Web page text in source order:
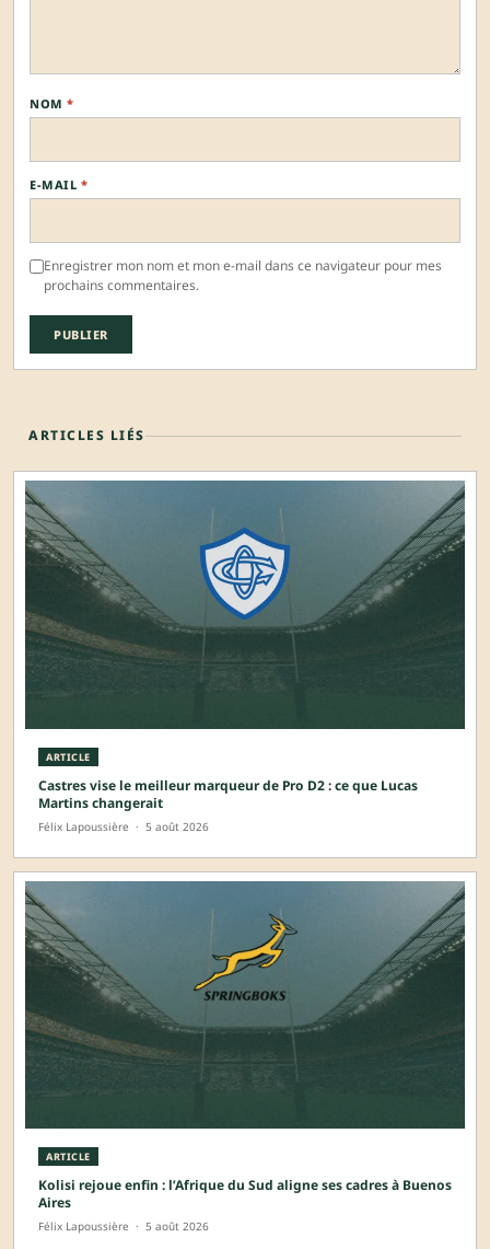
NOM *
E-MAIL *
Enregistrer mon nom et mon e-mail dans ce navigateur pour mes
prochains commentaires.
ARTICLES LIÉS
ARTICLE
Castres vise le meilleur marqueur de Pro D2 : ce que Lucas
Martins changerait
Félix Lapoussière · 5 août 2026
ARTICLE
Kolisi rejoue enfin : l’Afrique du Sud aligne ses cadres à Buenos
Aires
Félix Lapoussière · 5 août 2026